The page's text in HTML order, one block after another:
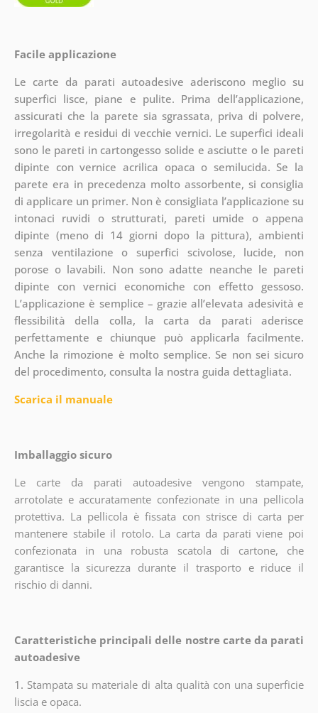
Facile applicazione
Le carte da parati autoadesive aderiscono meglio su
superfici lisce, piane e pulite. Prima dell’applicazione,
assicurati che la parete sia sgrassata, priva di polvere,
irregolarità e residui di vecchie vernici. Le superfici ideali
sono le pareti in cartongesso solide e asciutte o le pareti
dipinte con vernice acrilica opaca o semilucida. Se la
parete era in precedenza molto assorbente, si consiglia
di applicare un primer. Non è consigliata l’applicazione su
intonaci ruvidi o strutturati, pareti umide o appena
dipinte (meno di 14 giorni dopo la pittura), ambienti
senza ventilazione o superfici scivolose, lucide, non
porose o lavabili. Non sono adatte neanche le pareti
dipinte con vernici economiche con effetto gessoso.
L’applicazione è semplice – grazie all’elevata adesività e
flessibilità della colla, la carta da parati aderisce
perfettamente e chiunque può applicarla facilmente.
Anche la rimozione è molto semplice. Se non sei sicuro
del procedimento, consulta la nostra guida dettagliata.
Scarica il manuale
Imballaggio sicuro
Le carte da parati autoadesive vengono stampate,
arrotolate e accuratamente confezionate in una pellicola
protettiva. La pellicola è fissata con strisce di carta per
mantenere stabile il rotolo. La carta da parati viene poi
confezionata in una robusta scatola di cartone, che
garantisce la sicurezza durante il trasporto e riduce il
rischio di danni.
Caratteristiche principali delle nostre carte da parati
autoadesive
1. Stampata su materiale di alta qualità con una superficie
liscia e opaca.